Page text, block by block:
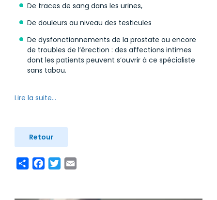
De traces de sang dans les urines,
De douleurs au niveau des testicules
De dysfonctionnements de la prostate ou encore
de troubles de l’érection : des affections intimes
dont les patients peuvent s’ouvrir à ce spécialiste
sans tabou.
Lire la suite...
Retour
ShareFacebook
Twitter